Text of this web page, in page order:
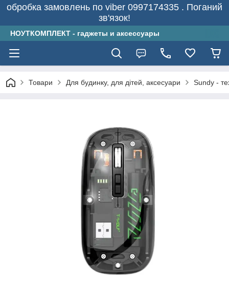
обробка замовлень по viber 0997174335 . Поганий
зв'язок!
НОУТКОМПЛЕКТ - гаджеты и аксессуары
Товари Для будинку, для дітей, аксесуари Sundy -